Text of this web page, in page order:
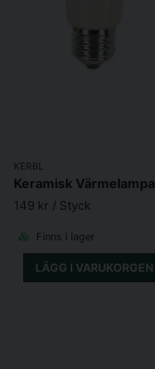
KERBL
Keramisk Värmelampa
149 kr / Styck
Finns i lager
LÄGG I VARUKORGEN